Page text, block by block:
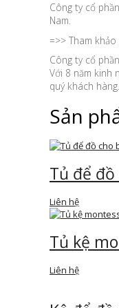
Công ty cổ
Nam.
=>> Tham
Công ty cổ
Với 8 năm kinh
quý khách
Sản
Tủ để
Liên hệ
Tủ kệ
Liên hệ